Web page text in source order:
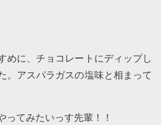
めに、チョコレートにディップし
。アスパラガスの塩味と相まって
てみたいっす先輩！！